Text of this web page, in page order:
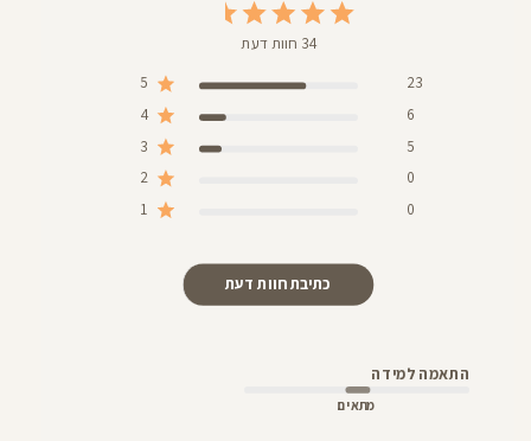
34 חוות דעת
5
23
4
6
3
5
2 0
1 0
כתיבת חוות דעת
התאמה למידה
מתאים